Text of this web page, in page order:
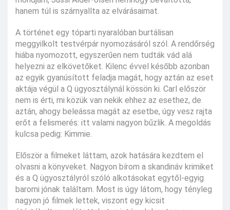
hanem túl is szárnyallta az elvárásaimat.
A történet egy tóparti nyaralóban burtálisan
meggyilkolt testvérpár nyomozásáról szól. A rendőrség
hiába nyomozott, egyszerűen nem tudták vád alá
helyezni az elkövetőket. Kilenc évvel később azonban
az egyik gyanúsított feladja magát, hogy aztán az eset
aktája végül a Q ügyosztálynál kössön ki. Carl először
nem is érti, mi közük van nekik ehhez az esethez, de
aztán, ahogy beleássa magát az esetbe, úgy vesz rajta
erőt a felismerés: itt valami nagyon bűzlik. A megoldás
kulcsa pedig: Kimmie.
Először a filmeket láttam, azok hatására kezdtem el
olvasni a könyveket. Nagyon bírom a skandináv krimiket
és a Q ügyosztályról szóló alkotásokat egytől-egyig
baromi jónak találtam. Most is úgy látom, hogy tényleg
nagyon jó filmek lettek, viszont egy kicsit